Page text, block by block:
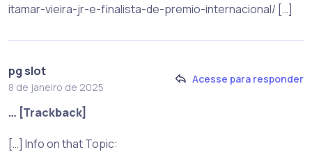
itamar-vieira-jr-e-finalista-de-premio-internacional/ […]
pg slot
8 de janeiro de 2025
Acesse para responder
… [Trackback]
[…] Info on that Topic: